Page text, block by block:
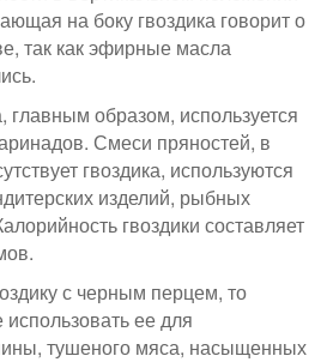
на боку гвоздика говорит о
так как эфирные масла
главным образом, используется
Смеси пряностей, в
гвоздика, используются
изделий, рыбных
гвоздики составляет
с черным перцем, то
ее для
тушеного мяса, насыщенных